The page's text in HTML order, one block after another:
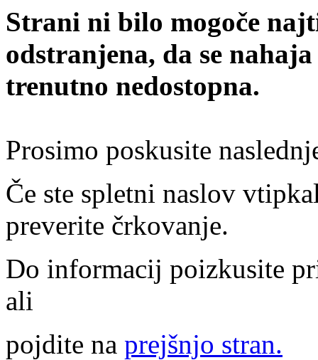
Strani ni bilo mogoče
odstranjena, da se
trenutno nedostopna.
Prosimo poskusite
Če ste spletni naslov
preverite črkovanje.
Do informacij poizkusite
ali
pojdite na prejšnjo stran.